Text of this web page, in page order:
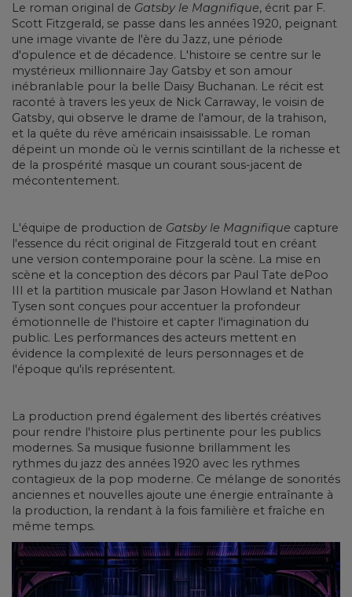
Le roman original de Gatsby le Magnifique, écrit par F.
Scott Fitzgerald, se passe dans les années 1920, peignant
une image vivante de l'ère du Jazz, une période
d'opulence et de décadence. L'histoire se centre sur le
mystérieux millionnaire Jay Gatsby et son amour
inébranlable pour la belle Daisy Buchanan. Le récit est
raconté à travers les yeux de Nick Carraway, le voisin de
Gatsby, qui observe le drame de l'amour, de la trahison,
et la quête du rêve américain insaisissable. Le roman
dépeint un monde où le vernis scintillant de la richesse et
de la prospérité masque un courant sous-jacent de
mécontentement.
L'équipe de production de Gatsby le Magnifique capture
l'essence du récit original de Fitzgerald tout en créant
une version contemporaine pour la scène. La mise en
scène et la conception des décors par Paul Tate dePoo
III et la partition musicale par Jason Howland et Nathan
Tysen sont conçues pour accentuer la profondeur
émotionnelle de l'histoire et capter l'imagination du
public. Les performances des acteurs mettent en
évidence la complexité de leurs personnages et de
l'époque qu'ils représentent.
La production prend également des libertés créatives
pour rendre l'histoire plus pertinente pour les publics
modernes. Sa musique fusionne brillamment les
rythmes du jazz des années 1920 avec les rythmes
contagieux de la pop moderne. Ce mélange de sonorités
anciennes et nouvelles ajoute une énergie entraînante à
la production, la rendant à la fois familière et fraîche en
même temps.